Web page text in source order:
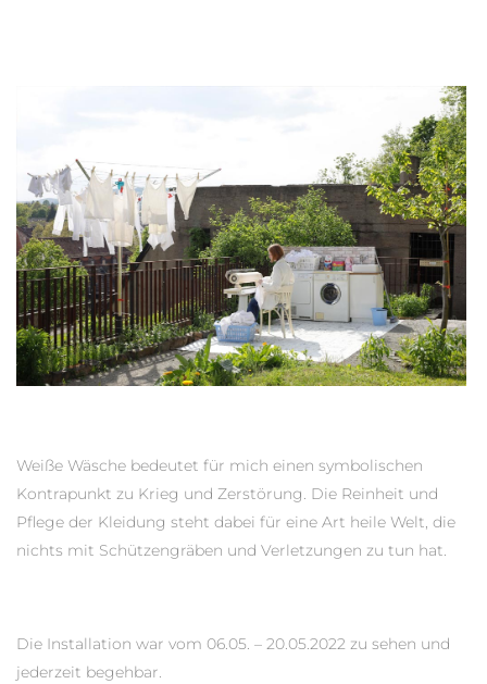
Weiße Wäsche bedeutet für mich einen symbolischen
Kontrapunkt zu Krieg und Zerstörung. Die Reinheit und
Pflege der Kleidung steht dabei für eine Art heile Welt, die
nichts mit Schützengräben und Verletzungen zu tun hat.
Die Installation war vom 06.05. – 20.05.2022 zu sehen und
jederzeit begehbar.